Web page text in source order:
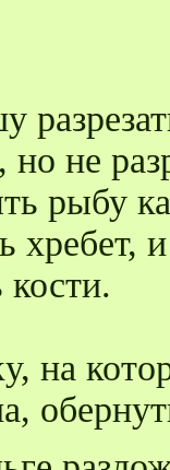
не
рыбу
хребет,
на